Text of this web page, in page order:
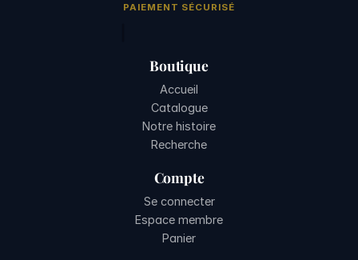
PAIEMENT SÉCURISÉ
Boutique
Accueil
Catalogue
Notre histoire
Recherche
Compte
Se connecter
Espace membre
Panier